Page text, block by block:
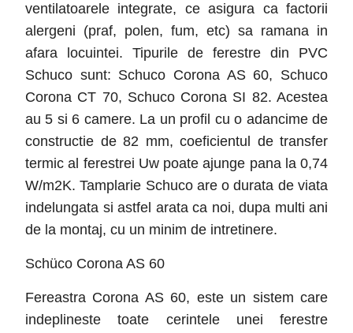
ventilatoarele integrate, ce asigura ca factorii
alergeni (praf, polen, fum, etc) sa ramana in
afara locuintei. Tipurile de ferestre din PVC
Schuco sunt: Schuco Corona AS 60, Schuco
Corona CT 70, Schuco Corona SI 82. Acestea
au 5 si 6 camere. La un profil cu o adancime de
constructie de 82 mm, coeficientul de transfer
termic al ferestrei Uw poate ajunge pana la 0,74
W/m2K. Tamplarie Schuco are o durata de viata
indelungata si astfel arata ca noi, dupa multi ani
de la montaj, cu un minim de intretinere.
Schüco Corona AS 60
Fereastra Corona AS 60, este un sistem care
indeplineste toate cerintele unei ferestre